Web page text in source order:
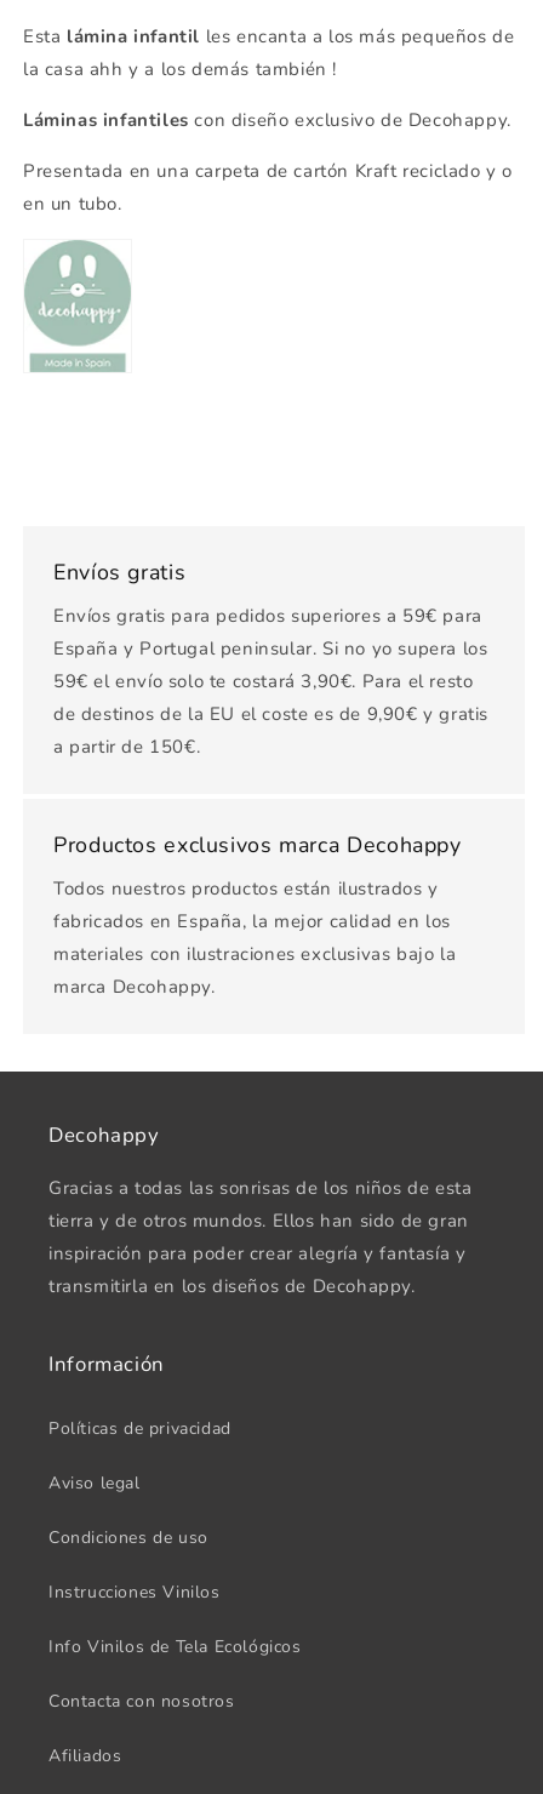
Esta lámina infantil les encanta a los más pequeños de
la casa ahh y a los demás también !
Láminas infantiles con diseño exclusivo de Decohappy.
Presentada en una carpeta de cartón Kraft reciclado y o
en un tubo.
Envíos gratis
Envíos gratis para pedidos superiores a 59€ para
España y Portugal peninsular. Si no yo supera los
59€ el envío solo te costará 3,90€. Para el resto
de destinos de la EU el coste es de 9,90€ y gratis
a partir de 150€.
Productos exclusivos marca Decohappy
Todos nuestros productos están ilustrados y
fabricados en España, la mejor calidad en los
materiales con ilustraciones exclusivas bajo la
marca Decohappy.
Decohappy
Gracias a todas las sonrisas de los niños de esta
tierra y de otros mundos. Ellos han sido de gran
inspiración para poder crear alegría y fantasía y
transmitirla en los diseños de Decohappy.
Información
Políticas de privacidad
Aviso legal
Condiciones de uso
Instrucciones Vinilos
Info Vinilos de Tela Ecológicos
Contacta con nosotros
Afiliados